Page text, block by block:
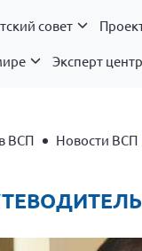
совет
Эксперт центр
ВСП Новости ВСП